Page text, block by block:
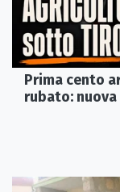
Prima cento
rubato: